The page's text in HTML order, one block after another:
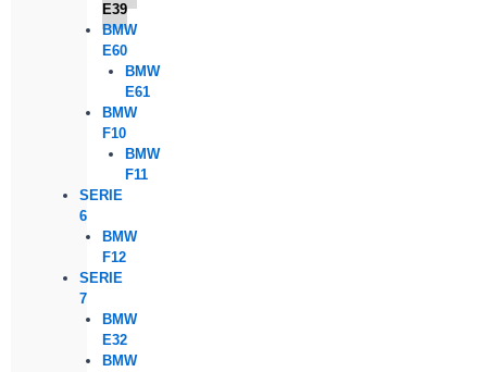
E39
BMW
E60
BMW
E61
BMW
F10
BMW
F11
SERIE
6
BMW
F12
SERIE
7
BMW
E32
BMW